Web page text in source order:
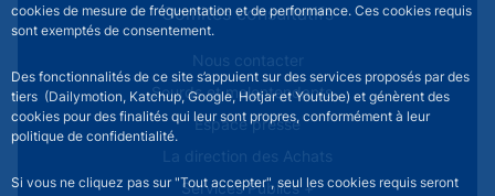
cookies de mesure de fréquentation et de performance. Ces cookies requis
sont exemptés de consentement.
Des fonctionnalités de ce site s’appuient sur des services proposés par des
tiers (Dailymotion, Katchup, Google, Hotjar et Youtube) et génèrent des
cookies pour des finalités qui leur sont propres, conformément à leur
politique de confidentialité.
Si vous ne cliquez pas sur "Tout accepter", seul les cookies requis seront
Comités consultatifs
Footer secondary menuNous contacter
Sourds et malentendants
Espace presse
La direction des Achats
Services Publics +